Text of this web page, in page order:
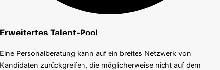
Erweitertes Talent-Pool
Eine Personalberatung kann auf ein breites Netzwerk von
Kandidaten zurückgreifen, die möglicherweise nicht auf dem